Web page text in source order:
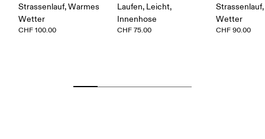
Strassenlauf, Warmes
Wetter
CHF 100.00
Laufen, Leicht,
Innenhose
CHF 75.00
Wetter
CHF 90.00